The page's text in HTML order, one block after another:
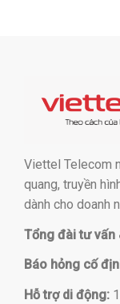
Viettel Telecom
quang, truyền
dành cho doanh
Tổng đài tư vấn
Báo hỏng cố
Hỗ trợ di động: